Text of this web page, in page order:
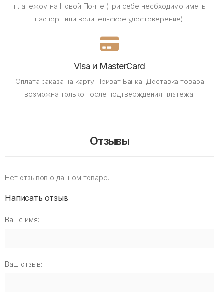
платежом на Новой Почте (при себе необходимо иметь
паспорт или водительское удостоверение).
Visa и MasterCard
Оплата заказа на карту Приват Банка. Доставка товара
возможна только после подтверждения платежа.
Отзывы
Нет отзывов о данном товаре.
Написать отзыв
Ваше имя:
Ваш отзыв: